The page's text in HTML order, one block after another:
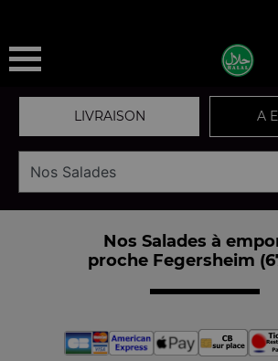
LIVRAISON A
Nos Salades à
proche Fegersheim